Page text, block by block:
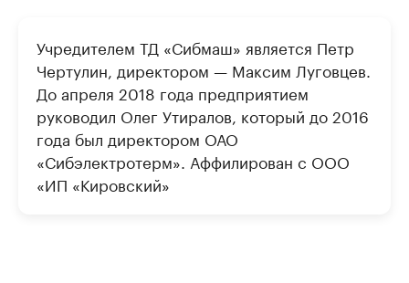
Учредителем ТД «Сибмаш» является Петр
Чертулин, директором — Максим Луговцев.
До апреля 2018 года предприятием
руководил Олег Утиралов, который до 2016
года был директором ОАО
«Сибэлектротерм». Аффилирован с ООО
«ИП «Кировский»